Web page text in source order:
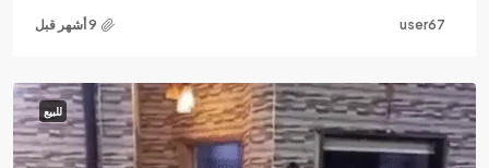
user67
للبيع